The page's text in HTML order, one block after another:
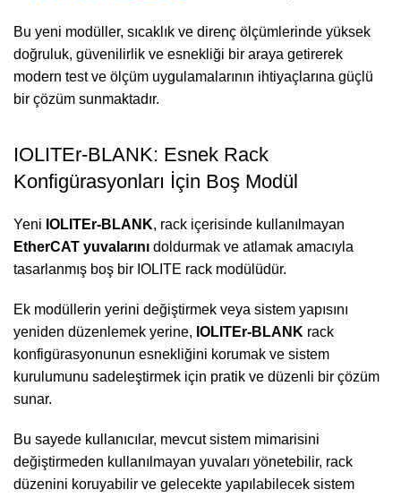
Bu yeni modüller, sıcaklık ve direnç ölçümlerinde yüksek
doğruluk, güvenilirlik ve esnekliği bir araya getirerek
modern test ve ölçüm uygulamalarının ihtiyaçlarına güçlü
bir çözüm sunmaktadır.
IOLITEr-BLANK: Esnek Rack
Konfigürasyonları İçin Boş Modül
Yeni IOLITEr-BLANK, rack içerisinde kullanılmayan
EtherCAT yuvalarını doldurmak ve atlamak amacıyla
tasarlanmış boş bir IOLITE rack modülüdür.
Ek modüllerin yerini değiştirmek veya sistem yapısını
yeniden düzenlemek yerine, IOLITEr-BLANK rack
konfigürasyonunun esnekliğini korumak ve sistem
kurulumunu sadeleştirmek için pratik ve düzenli bir çözüm
sunar.
Bu sayede kullanıcılar, mevcut sistem mimarisini
değiştirmeden kullanılmayan yuvaları yönetebilir, rack
düzenini koruyabilir ve gelecekte yapılabilecek sistem